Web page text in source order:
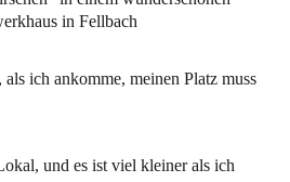
in Fellbach
ich ankomme, meinen Platz muss
und es ist viel kleiner als ich